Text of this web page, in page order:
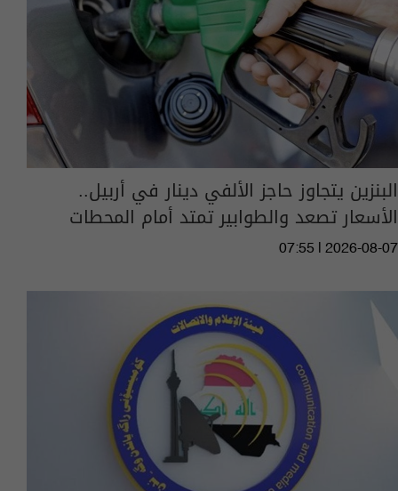
البنزين يتجاوز حاجز الألفي دينار في أربيل..
الأسعار تصعد والطوابير تمتد أمام المحطات
07:55 | 2026-08-07